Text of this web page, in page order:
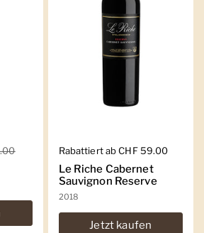
Regulärer Preis
Rabattiert ab CHF 59.00
Le Riche Cabernet
Sauvignon Reserve
2018
Jetzt kaufen